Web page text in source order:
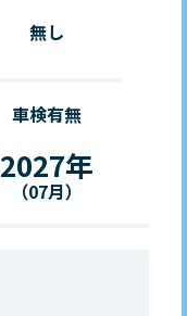
無し
車検有無
2027年
（07月）